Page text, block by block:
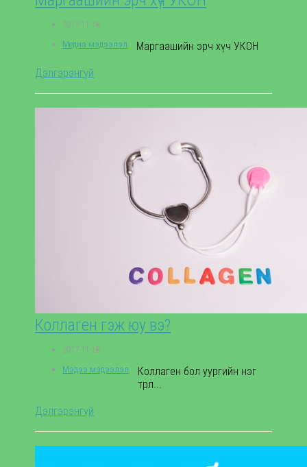
2017-11-13
Медиа мэдээлэл, Маргаашийн эрч хүч УКОН
Дэлгэрэнгүй
Коллаген гэж юу вэ?
2017-11-12
Мэдээ мэдээлэл,
Коллаген бол уургийн нэг
төрөл...
Дэлгэрэнгүй